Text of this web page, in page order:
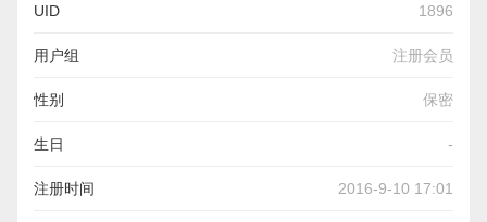
UID 1896
用户组 注册会员
性别 保密
生日 -
注册时间 2016-9-10 17:01